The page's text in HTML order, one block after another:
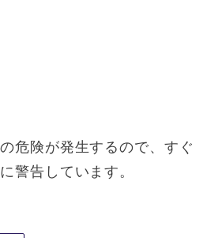
危険が発生するので、すぐ
警告しています。